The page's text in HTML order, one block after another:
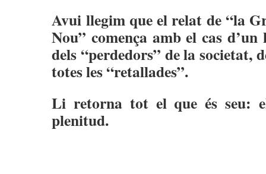
Avui llegim que el relat de “la
Nou” comença amb el cas
dels “perdedors” de la societat,
totes les “retallades”.
Li retorna tot el que és seu:
plenitud.